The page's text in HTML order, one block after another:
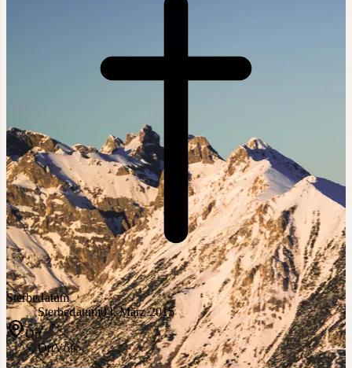
Sterbedatum
Sterbedatum04. März 2015
Ort
OrtVöls